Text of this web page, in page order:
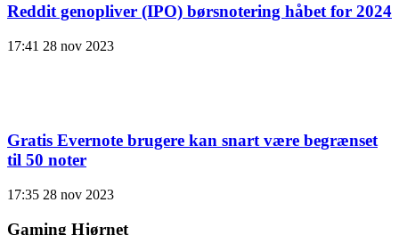
Reddit genopliver (IPO) børsnotering håbet for 2024
17:41 28 nov 2023
Gratis Evernote brugere kan snart være begrænset
til 50 noter
17:35 28 nov 2023
Gaming Hjørnet